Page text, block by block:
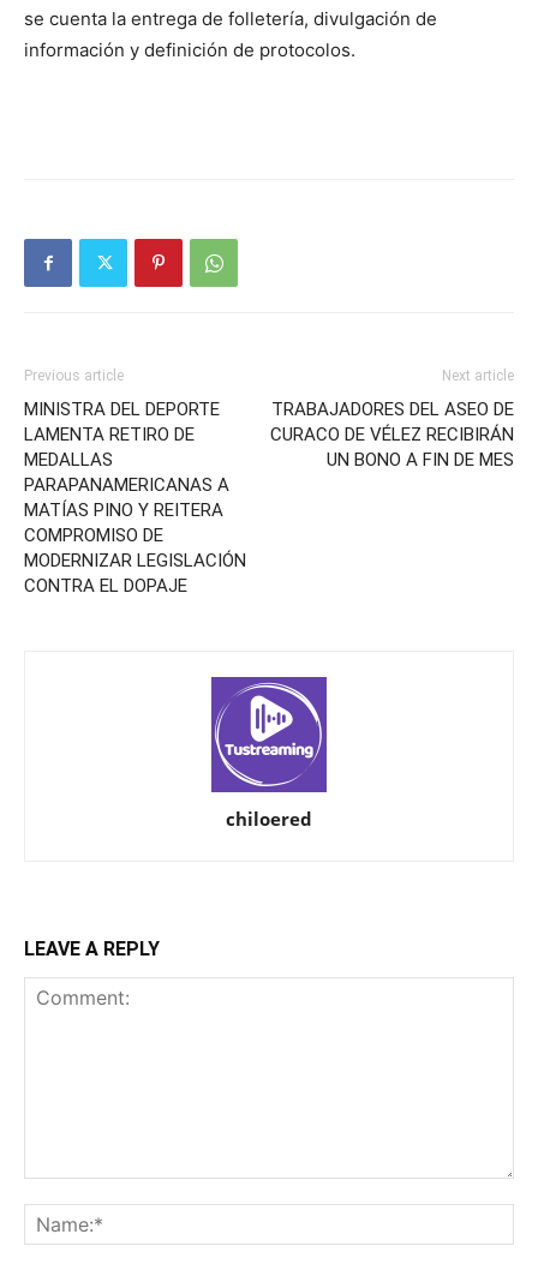
se cuenta la entrega de folletería, divulgación de
información y definición de protocolos.
Previous article
MINISTRA DEL DEPORTE
LAMENTA RETIRO DE
MEDALLAS
PARAPANAMERICANAS A
MATÍAS PINO Y REITERA
COMPROMISO DE
MODERNIZAR LEGISLACIÓN
CONTRA EL DOPAJE
Next article
TRABAJADORES DEL ASEO DE
CURACO DE VÉLEZ RECIBIRÁN
UN BONO A FIN DE MES
chiloered
LEAVE A REPLY